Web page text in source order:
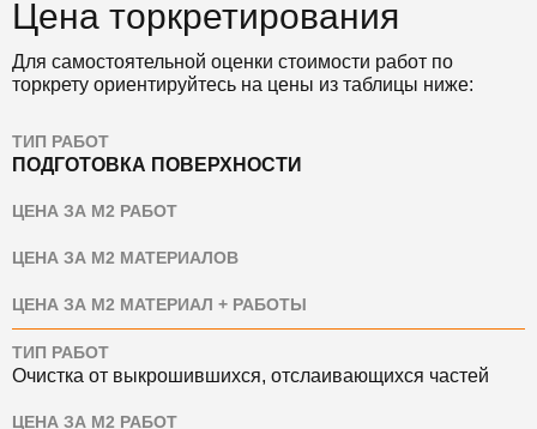
Цена торкретирования
Для самостоятельной оценки стоимости работ по
торкрету ориентируйтесь на цены из таблицы ниже:
ТИП РАБОТ
ПОДГОТОВКА ПОВЕРХНОСТИ
ЦЕНА ЗА М2 РАБОТ
ЦЕНА ЗА М2 МАТЕРИАЛОВ
ЦЕНА ЗА М2 МАТЕРИАЛ + РАБОТЫ
ТИП РАБОТ
Очистка от выкрошившихся, отслаивающихся частей
ЦЕНА ЗА М2 РАБОТ